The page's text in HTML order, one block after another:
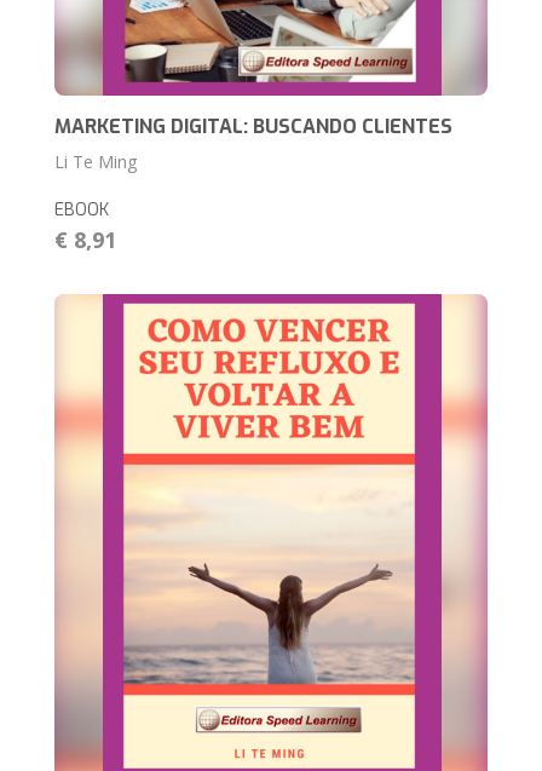
MARKETING DIGITAL: BUSCANDO CLIENTES
Li Te Ming
EBOOK
€ 8,91